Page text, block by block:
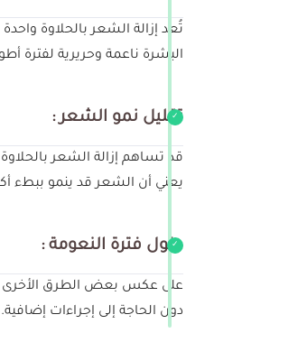
تُعد إزالة الشعر بالحلاوة
البشرة ناعمة وحريرية لفترة
تقليل نمو الشعر :
قد تساهم إزالة الشعر
يعني أن الشعر قد ينمو ببطء
طول فترة النعومة :
على عكس بعض الطرق الأخرى
دون الحاجة إلى إجراءات إضافية.